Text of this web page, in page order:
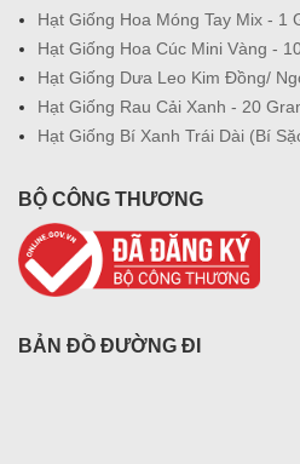
Hạt Giống Hoa Móng Tay Mix - 1
Hạt Giống Hoa Cúc Mini Vàng -
Hạt Giống Dưa Leo Kim Đồng/
Hạt Giống Rau Cải Xanh - 20
Hạt Giống Bí Xanh Trái Dài (Bí
BỘ CÔNG THƯƠNG
BẢN ĐỒ ĐƯỜNG ĐI